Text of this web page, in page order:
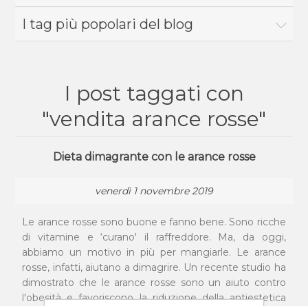
I tag più popolari del blog
I post taggati con
"vendita arance rosse"
Dieta dimagrante con le arance rosse
venerdì 1 novembre 2019
Le arance rosse sono buone e fanno bene. Sono ricche
di vitamine e ‘curano' il raffreddore. Ma, da oggi,
abbiamo un motivo in più per mangiarle. Le arance
rosse, infatti, aiutano a dimagrire. Un recente studio ha
dimostrato che le arance rosse sono un aiuto contro
l'obesità e favoriscono la riduzione della antiestetica